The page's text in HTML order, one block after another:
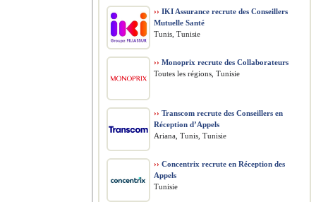
›› IKI Assurance recrute des Conseillers
Mutuelle Santé
Tunis, Tunisie
›› Monoprix recrute des Collaborateurs
Toutes les régions, Tunisie
›› Transcom recrute des Conseillers en
Réception d’Appels
Ariana, Tunis, Tunisie
›› Concentrix recrute en Réception des
Appels
Tunisie